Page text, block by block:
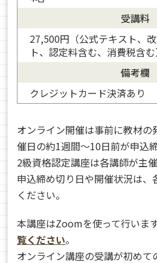
受講料
27,500円（公式テキスト、
ト、認定料含む、消費税含む
備考欄
クレジットカード決済あり
オンライン開催は事前に教材の
催日の約1週間～10日前が申込
2級資格認定講座は各講師が主
申込締め切り日や開催状況は、
ください。
本講座はZoomを使って行いま
覧ください。
オンライン講座の受講が初めて